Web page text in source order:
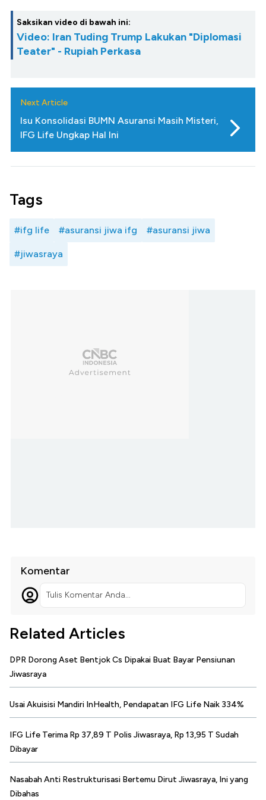
Saksikan video di bawah ini:
Video: Iran Tuding Trump Lakukan "Diplomasi
Teater" - Rupiah Perkasa
Next Article
Isu Konsolidasi BUMN Asuransi Masih Misteri,
IFG Life Ungkap Hal Ini
Tags
#ifg life #asuransi jiwa ifg #asuransi jiwa
#jiwasraya
Komentar
Tulis Komentar Anda...
Related Articles
DPR Dorong Aset Bentjok Cs Dipakai Buat Bayar Pensiunan
Jiwasraya
Usai Akuisisi Mandiri InHealth, Pendapatan IFG Life Naik 334%
IFG Life Terima Rp 37,89 T Polis Jiwasraya, Rp 13,95 T Sudah
Dibayar
Nasabah Anti Restrukturisasi Bertemu Dirut Jiwasraya, Ini yang
Dibahas